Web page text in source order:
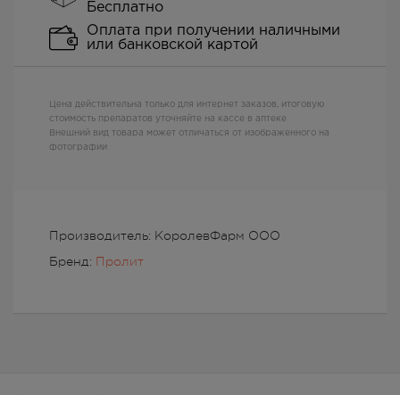
Производитель: КоролевФарм ООО
Бренд: Пролит
Бесплатно
Оплата при получении наличными
или банковской картой
Цена действительна только для интернет заказов, итоговую
стоимость препаратов уточняйте на кассе в аптеке
Внешний вид товара может отличаться от изображенного на
фотографии